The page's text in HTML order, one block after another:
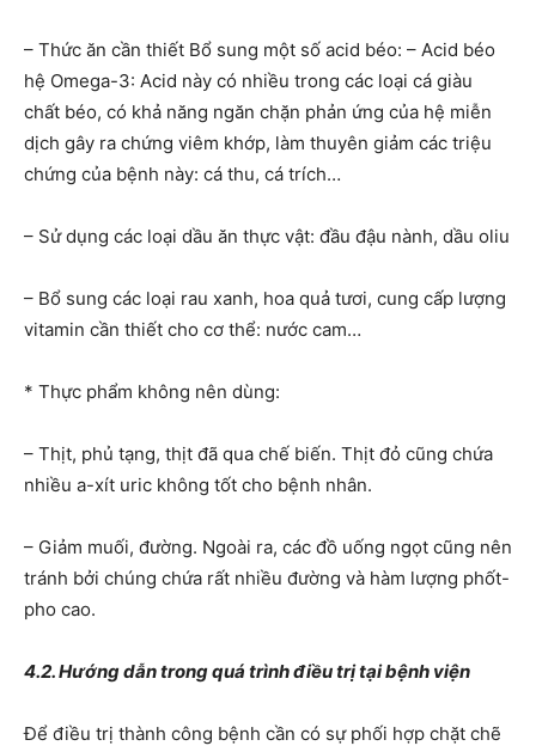
– Thức ăn cần thiết Bổ sung một số acid béo: – Acid béo
hệ Omega-3: Acid này có nhiều trong các loại cá giàu
chất béo, có khả năng ngăn chặn phản ứng của hệ miễn
dịch gây ra chứng viêm khớp, làm thuyên giảm các triệu
chứng của bệnh này: cá thu, cá trích…
– Sử dụng các loại dầu ăn thực vật: đầu đậu nành, dầu oliu
– Bổ sung các loại rau xanh, hoa quả tươi, cung cấp lượng
vitamin cần thiết cho cơ thể: nước cam…
* Thực phẩm không nên dùng:
– Thịt, phủ tạng, thịt đã qua chế biến. Thịt đỏ cũng chứa
nhiều a-xít uric không tốt cho bệnh nhân.
– Giảm muối, đường. Ngoài ra, các đồ uống ngọt cũng nên
tránh bởi chúng chứa rất nhiều đường và hàm lượng phốt-
pho cao.
4.2. Hướng dẫn trong quá trình điều trị tại bệnh viện
Để điều trị thành công bệnh cần có sự phối hợp chặt chẽ